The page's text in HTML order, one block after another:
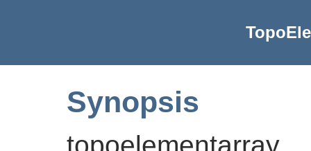
Synopsis
topoelementarray